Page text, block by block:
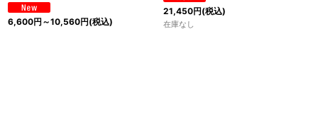
6,600円 ～10,560円(税込)
21,450円(税込)
在庫なし